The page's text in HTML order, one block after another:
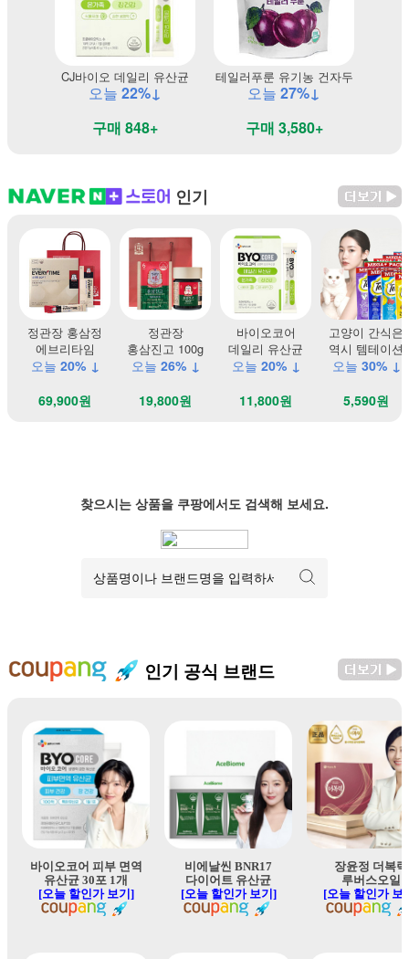
CJ바이오 데일리 유산균
오늘 22%↓
구매 848+
테일러푸룬 유기농 건자두
오늘 27%↓
구매 3,580+
인기
정관장 홍삼정
에브리타임
오늘 20% ↓
69,900원
정관장
홍삼진고 100g
오늘 26% ↓
19,800원
바이오코어
데일리 유산균
오늘 20% ↓
11,800원
고양이 간식은
역시 템테이션
오늘 30% ↓
5,590원
찾으시는 상품을 쿠팡에서도 검색해 보세요.